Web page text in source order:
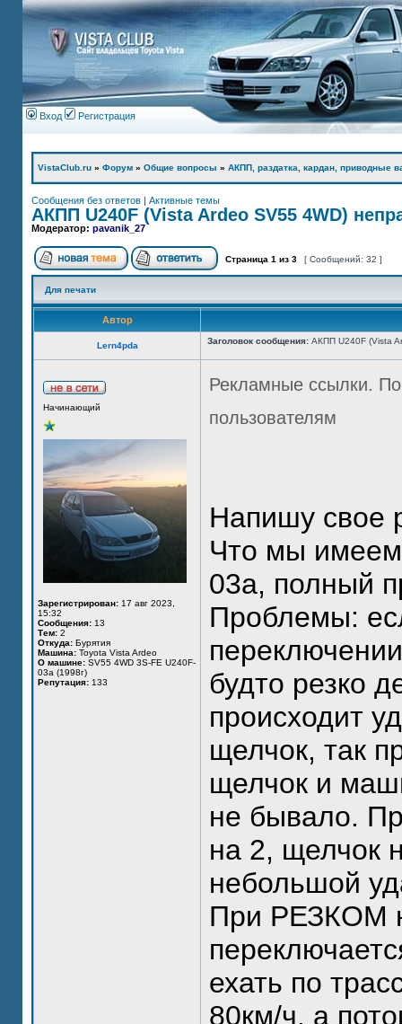
Вход Регистрация
VistaClub.ru » Форум » Общие вопросы » АКПП, раздатка, кардан, приводные
Сообщения без ответов | Активные темы
АКПП U240F (Vista Ardeo SV55 4WD)
Модератор: pavanik_27
Страница 1 из 3 [ Сообщений: 32 ]
Для печати
Автор
Lern4pda Заголовок сообщения: АКПП U240F (Vista
Начинающий
Зарегистрирован: 17 авг 2023,
15:32
Сообщения: 13
Тем: 2
Откуда: Бурятия
Машина: Toyota Vista Ardeo
О машине: SV55 4WD 3S-FE U240F-
03a (1998г)
Репутация: 133
Рекламные ссылки.
пользователям
Напишу свое
Что мы
03a, полный
Проблемы:
будто резко
происходит
щелчок, так
щелчок и
не бывало.
на 2, щелчок
небольшой
При РЕЗКОМ
ехать по
80км/ч, а